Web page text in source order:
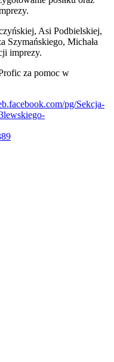
Asi Podbielskiej,
Szymańskiego, Michała
imprezy.
za pomoc w
pg/Sekcja-